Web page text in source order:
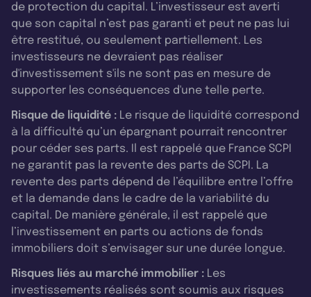
de protection du capital. L’investisseur est averti
que son capital n’est pas garanti et peut ne pas lui
être restitué, ou seulement partiellement. Les
investisseurs ne devraient pas réaliser
d'investissement s'ils ne sont pas en mesure de
supporter les conséquences d'une telle perte.
Risque de liquidité : Le risque de liquidité correspond
à la difficulté qu’un épargnant pourrait rencontrer
pour céder ses parts. Il est rappelé que France SCPI
ne garantit pas la revente des parts de SCPI. La
revente des parts dépend de l’équilibre entre l’offre
et la demande dans le cadre de la variabilité du
capital. De manière générale, il est rappelé que
l’investissement en parts ou actions de fonds
immobiliers doit s’envisager sur une durée longue.
Risques liés au marché immobilier : Les
investissements réalisés sont soumis aux risques